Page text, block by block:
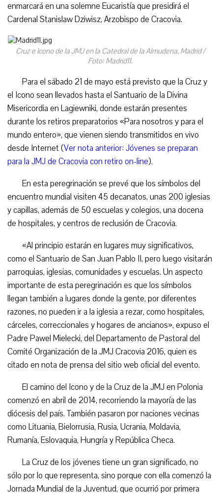
enmarcará en una solemne Eucaristía que presidirá el
Cardenal Stanislaw Dziwisz, Arzobispo de Cracovia.
Cruz e Icono de la JMJ en la Catedral de la Almudena, Madrid /
Foto: Madrid11.
Para el sábado 21 de mayo está previsto que la Cruz y
el Icono sean llevados hasta el Santuario de la Divina
Misericordia en Lagiewniki, donde estarán presentes
durante los retiros preparatorios «Para nosotros y para el
mundo entero», que vienen siendo transmitidos en vivo
desde Internet (Ver nota anterior: Jóvenes se preparan
para la JMJ de Cracovia con retiro on-line).
En esta peregrinación se prevé que los símbolos del
encuentro mundial visiten 45 decanatos, unas 200 iglesias
y capillas, además de 50 escuelas y colegios, una docena
de hospitales, y centros de reclusión de Cracovia.
«Al principio estarán en lugares muy significativos,
como el Santuario de San Juan Pablo II, pero luego visitarán
parroquias, iglesias, comunidades y escuelas. Un aspecto
importante de esta peregrinación es que los símbolos
llegan también a lugares donde la gente, por diferentes
razones, no pueden ir a la iglesia a rezar, como hospitales,
cárceles, correccionales y hogares de ancianos», expuso el
Padre Pawel Mielecki, del Departamento de Pastoral del
Comité Organización de la JMJ Cracovia 2016, quien es
citado en nota de prensa del sitio web oficial del evento.
El camino del Icono y de la Cruz de la JMJ en Polonia
comenzó en abril de 2014, recorriendo la mayoría de las
diócesis del país. También pasaron por naciones vecinas
como Lituania, Bielorrusia, Rusia, Ucrania, Moldavia,
Rumanía, Eslovaquia, Hungría y República Checa.
La Cruz de los jóvenes tiene un gran significado, no
sólo por lo que representa, sino porque con ella comenzó la
Jornada Mundial de la Juventud, que ocurrió por primera